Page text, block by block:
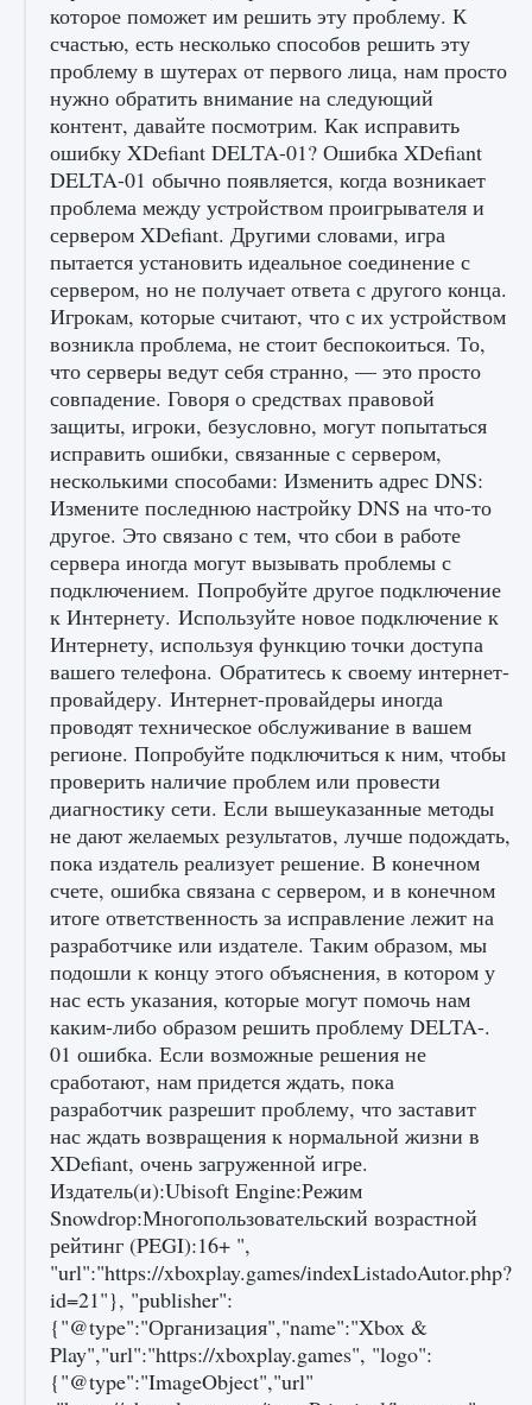
Как разблокировать чертеж счастливого
оружия в MW3 и Warzone
9 августа 2024 1 151 0 0
Все новые функции Ultimate Team в EA FC
25
9 августа 2024 1 297 0 0
Как включить чат в Fortnite
9 августа 2024 1 335 0 0
которое поможет им решить эту проблему. К
счастью, есть несколько способов решить эту
проблему в шутерах от первого лица, нам просто
нужно обратить внимание на следующий
контент, давайте посмотрим. Как исправить
ошибку XDefiant DELTA-01? Ошибка XDefiant
DELTA-01 обычно появляется, когда возникает
проблема между устройством проигрывателя и
сервером XDefiant. Другими словами, игра
пытается установить идеальное соединение с
сервером, но не получает ответа с другого конца.
Игрокам, которые считают, что с их устройством
возникла проблема, не стоит беспокоиться. То,
что серверы ведут себя странно, — это просто
совпадение. Говоря о средствах правовой
защиты, игроки, безусловно, могут попытаться
исправить ошибки, связанные с сервером,
несколькими способами: Изменить адрес DNS:
Измените последнюю настройку DNS на что-то
другое. Это связано с тем, что сбои в работе
сервера иногда могут вызывать проблемы с
подключением. Попробуйте другое подключение
к Интернету. Используйте новое подключение к
Интернету, используя функцию точки доступа
вашего телефона. Обратитесь к своему интернет-
провайдеру. Интернет-провайдеры иногда
проводят техническое обслуживание в вашем
регионе. Попробуйте подключиться к ним, чтобы
проверить наличие проблем или провести
диагностику сети. Если вышеуказанные методы
не дают желаемых результатов, лучше подождать,
пока издатель реализует решение. В конечном
счете, ошибка связана с сервером, и в конечном
итоге ответственность за исправление лежит на
разработчике или издателе. Таким образом, мы
подошли к концу этого объяснения, в котором у
нас есть указания, которые могут помочь нам
каким-либо образом решить проблему DELTA-.
01 ошибка. Если возможные решения не
сработают, нам придется ждать, пока
разработчик разрешит проблему, что заставит
нас ждать возвращения к нормальной жизни в
XDefiant, очень загруженной игре.
Издатель(и):Ubisoft Engine:Режим
Snowdrop:Многопользовательский возрастной
рейтинг (PEGI):16+ ",
"url":"https://xboxplay.games/indexListadoAutor.php?
id=21"}, "publisher":
{"@type":"Организация","name":"Xbox &
Play","url":"https://xboxplay.games", "logo":
{"@type":"ImageObject","url"